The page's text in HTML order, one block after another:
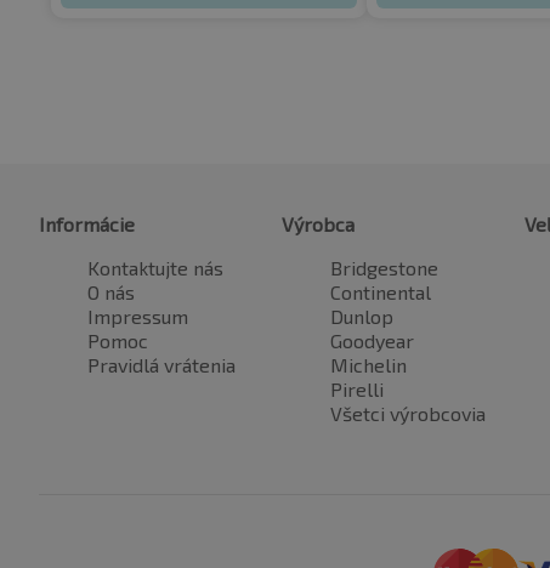
Informácie
Kontaktujte nás
O nás
Impressum
Pomoc
Pravidlá vrátenia
Výrobca
Bridgestone
Continental
Dunlop
Goodyear
Michelin
Pirelli
Všetci výrobcovia